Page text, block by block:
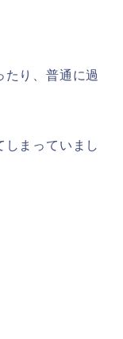
たり、普通に過
しまっていまし